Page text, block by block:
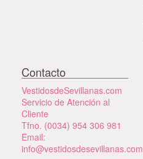
Contacto
VestidosdeSevillanas.com
Servicio de Atención al
Cliente
Tfno. (0034) 954 306 981
Email:
info@vestidosdesevillanas.com